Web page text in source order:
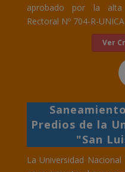
aprobado por la alta
Rectoral Nº 704-R-
Ver
Predios de la
"San
La Universidad